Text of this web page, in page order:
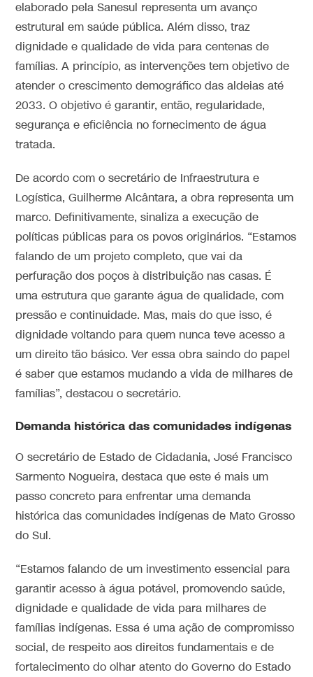
elaborado pela Sanesul representa um avanço
estrutural em saúde pública. Além disso, traz
dignidade e qualidade de vida para centenas de
famílias. A princípio, as intervenções tem objetivo de
atender o crescimento demográfico das aldeias até
2033. O objetivo é garantir, então, regularidade,
segurança e eficiência no fornecimento de água
tratada.
De acordo com o secretário de Infraestrutura e
Logística, Guilherme Alcântara, a obra representa um
marco. Definitivamente, sinaliza a execução de
políticas públicas para os povos originários. “Estamos
falando de um projeto completo, que vai da
perfuração dos poços à distribuição nas casas. É
uma estrutura que garante água de qualidade, com
pressão e continuidade. Mas, mais do que isso, é
dignidade voltando para quem nunca teve acesso a
um direito tão básico. Ver essa obra saindo do papel
é saber que estamos mudando a vida de milhares de
famílias”, destacou o secretário.
Demanda histórica das comunidades indígenas
O secretário de Estado de Cidadania, José Francisco
Sarmento Nogueira, destaca que este é mais um
passo concreto para enfrentar uma demanda
histórica das comunidades indígenas de Mato Grosso
do Sul.
“Estamos falando de um investimento essencial para
garantir acesso à água potável, promovendo saúde,
dignidade e qualidade de vida para milhares de
famílias indígenas. Essa é uma ação de compromisso
social, de respeito aos direitos fundamentais e de
fortalecimento do olhar atento do Governo do Estado